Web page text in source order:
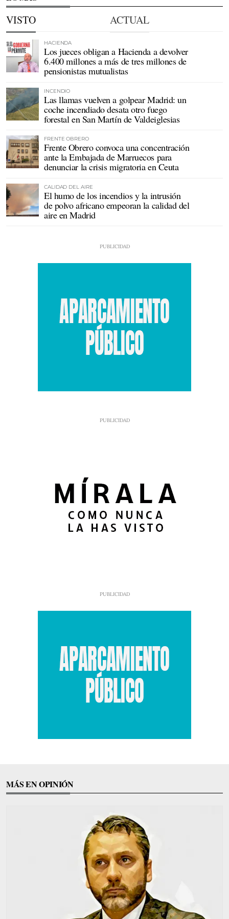
VISTO ACTUAL
HACIENDA
Los jueces obligan a Hacienda a devolver
6.400 millones a más de tres millones de
pensionistas mutualistas
INCENDIO
Las llamas vuelven a golpear Madrid: un
coche incendiado desata otro fuego
forestal en San Martín de Valdeiglesias
FRENTE OBRERO
Frente Obrero convoca una concentración
ante la Embajada de Marruecos para
denunciar la crisis migratoria en Ceuta
CALIDAD DEL AIRE
El humo de los incendios y la intrusión
de polvo africano empeoran la calidad del
aire en Madrid
MÁS EN OPINIÓN